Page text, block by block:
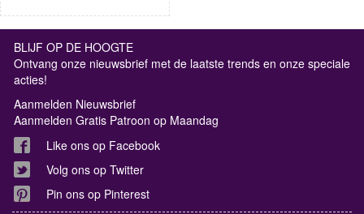
BLIJF OP DE HOOGTE
Ontvang onze nieuwsbrief met de laatste trends en onze speciale
acties!
Aanmelden Nieuwsbrief
Aanmelden Gratis Patroon op Maandag
Like ons op Facebook
Volg ons op Twitter
Pin ons op Pinterest